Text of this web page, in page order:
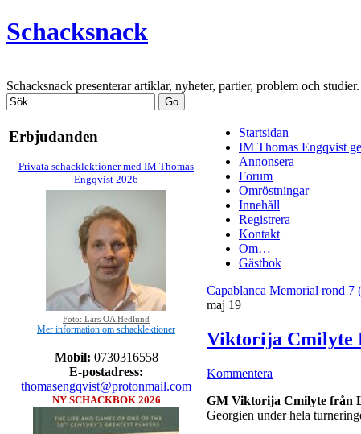
Schacksnack
Schacksnack presenterar artiklar, nyheter, partier, problem och
Erbjudanden
Privata schacklektioner med IM Thomas
Engqvist 2026
Foto: Lars OA Hedlund
Mer information om schacklektioner
Mobil: 0730316558
E-postadress:
thomasengqvist@protonmail.com
NY SCHACKBOK 2026
Startsidan
IM Thomas Engqvist
Annonsera
Forum
Omröstningar
Innehåll
Registrera
Kontakt
Om…
Gästbok
Capablanca Memorial rond
maj 19
Viktorija Cmilyte
Kommentera
GM Viktorija Cmilyte från
Georgien under hela